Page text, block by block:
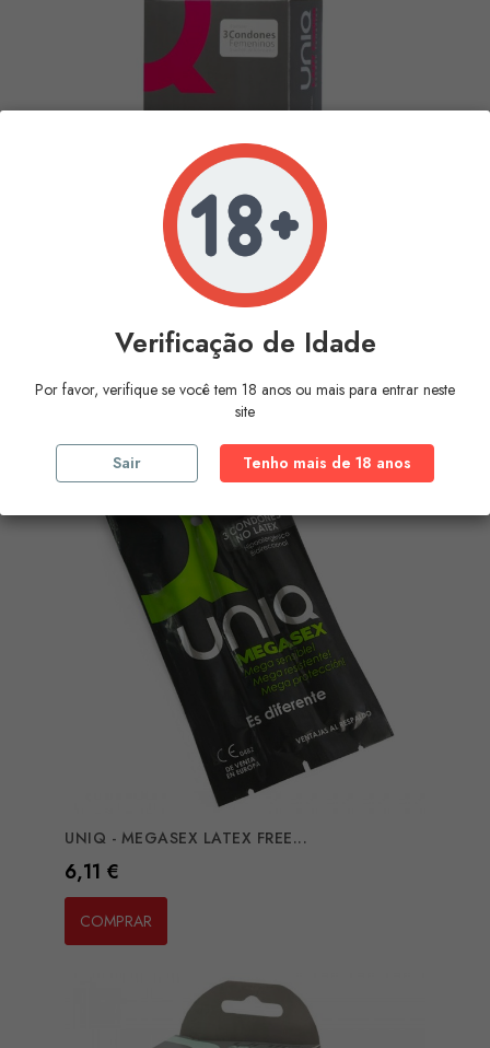
10,19 €
COMPRAR
UNIQ - MEGASEX LATEX FREE...
Preço
6,11 €
COMPRAR
Verificação de Idade
Por favor, verifique se você tem 18 anos ou mais para entrar neste
site
Sair Tenho mais de 18 anos